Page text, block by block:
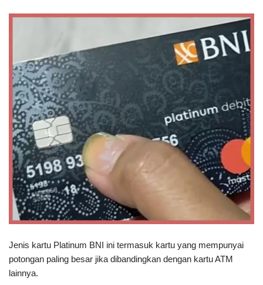
Jenis kartu Platinum BNI ini termasuk kartu yang mempunyai
potongan paling besar jika dibandingkan dengan kartu ATM
lainnya.